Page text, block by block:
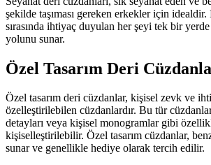
şekilde taşıması gereken erkekler için
sırasında ihtiyaç duyulan her şeyi tek bir
yolunu sunar.
Özel Tasarım Deri
Özel tasarım deri cüzdanlar, kişisel zevk ve
özelleştirilebilen cüzdanlardır. Bu tür
detayları veya kişisel monogramlar gibi
kişiselleştirilebilir. Özel tasarım cüzdanlar,
sunar ve genellikle hediye olarak tercih edilir.